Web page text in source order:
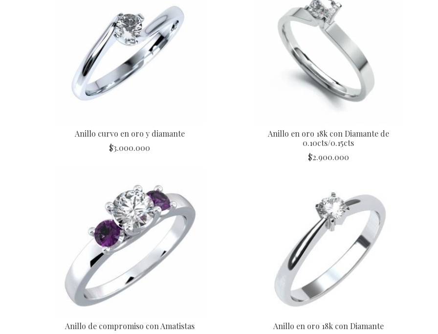
Anillo curvo en oro y diamante
$3.000.000
Anillo en oro 18k con Diamante de
0.10cts/0.15cts
$2.900.000
Anillo de compromiso con Amatistas
Anillo en oro 18k con Diamante